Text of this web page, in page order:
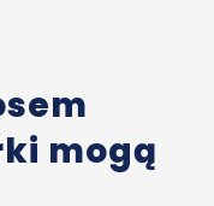
mogą